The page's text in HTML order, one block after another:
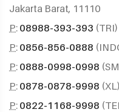
Jakarta Barat, 11110
P: 08988-393-393 (TRI)
P: 0856-856-0888
P: 0888-0998-0998
P: 0878-0878-9998 (XL)
P: 0822-1168-9998